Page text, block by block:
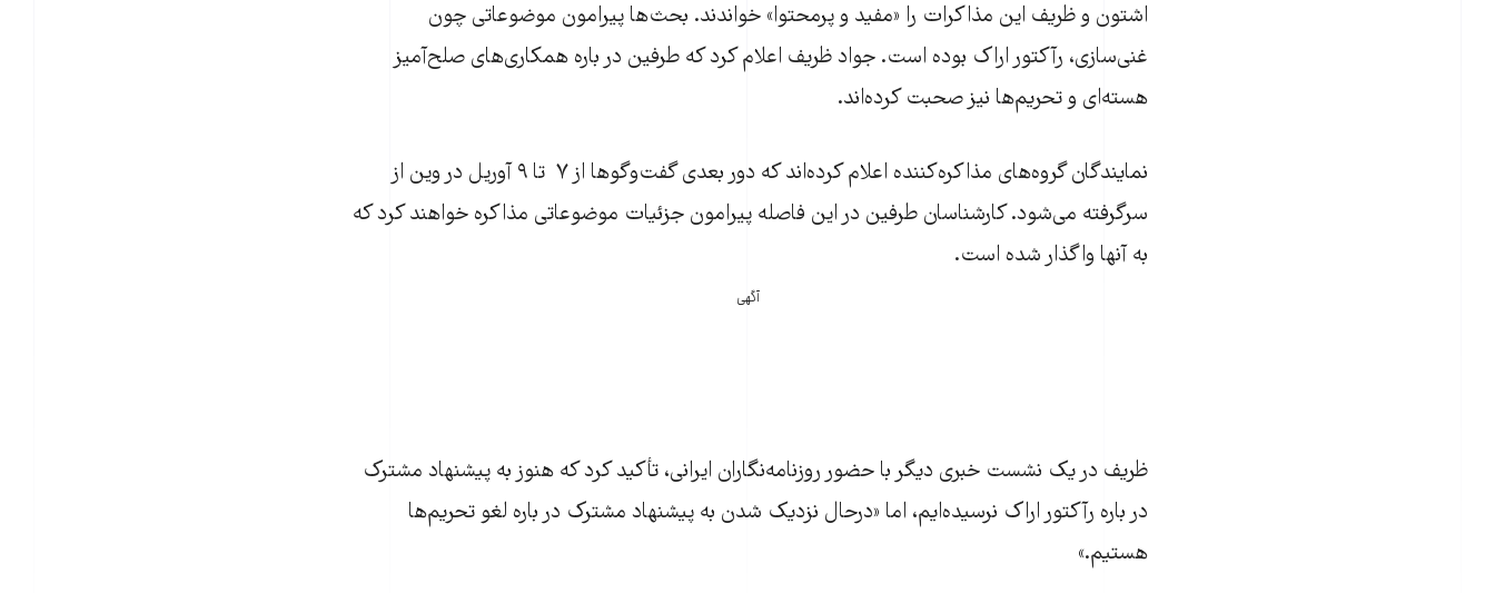
اشتون و ظریف این مذاکرات را «مفید و پرمحتوا» خواندند. بحث‌‌ها پیرامون موضوعاتی چون
غنی‌سازی، رآکتور اراک بوده است. جواد ظریف اعلام کرد که طرفین در باره همکاری‌های صلح‌آمیز
هسته‌ای و تحریم‌ها نیز صحبت کرده‌اند.
نمایندگان گروه‌های مذاکره‌کننده اعلام کرده‌اند که دور بعدی گفت‌وگوها از ۷ تا ۹ آوریل در وین از
سرگرفته می‌شود. کارشناسان طرفین در این فاصله پیرامون جزئیات موضوعاتی مذاکره خواهند کرد که
به آنها واگذار شده است.
آگهی
ظریف در یک نشست خبری دیگر با حضور روزنامه‌نگاران ایرانی، تأکید کرد که هنوز به پیشنهاد مشترک
در باره رآکتور اراک نرسیده‌ایم، اما «درحال نزدیک شدن به پیشنهاد مشترک در باره لغو تحریم‌ها
هستیم.»